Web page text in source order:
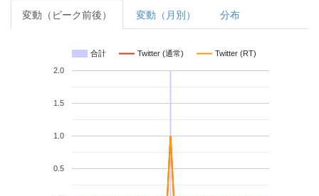
変動（ピーク前後） 変動（月別） 分布
合計 Twitter (通常) Twitter (RT)
0.5
1.0
1.5
2.0